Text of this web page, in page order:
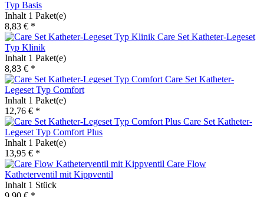
Typ Basis
Inhalt 1 Paket(e)
8,83 € *
Care Set Katheter-Legeset
Typ Klinik
Inhalt 1 Paket(e)
8,83 € *
Care Set Katheter-
Legeset Typ Comfort
Inhalt 1 Paket(e)
12,76 € *
Care Set Katheter-
Legeset Typ Comfort Plus
Inhalt 1 Paket(e)
13,95 € *
Care Flow
Katheterventil mit Kippventil
Inhalt 1 Stück